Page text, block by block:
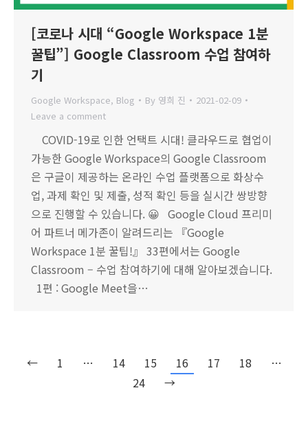
[코로나 시대 “Google Workspace 1분
꿀팁”] Google Classroom 수업 참여하
기
Google Workspace, Blog By 영희 진
2021-02-09
Leave a comment
COVID-19로 인한 언택트 시대! 클라우드로 협업이
가능한 Google Workspace의 Google Classroom
은 구글이 제공하는 온라인 수업 플랫폼으로 화상수
업, 과제 확인 및 제출, 성적 확인 등을 실시간 쌍방향
으로 진행할 수 있습니다. 😀 Google Cloud 프리미
어 파트너 메가존이 알려드리는 『Google
Workspace 1분 꿀팁!』 33편에서는 Google
Classroom – 수업 참여하기에 대해 알아보겠습니다.
1편 : Google Meet을…
← 1 … 14 15 16 17 18
…
24
→